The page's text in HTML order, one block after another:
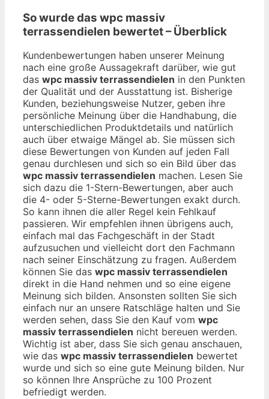
So wurde das wpc massiv
terrassendielen bewertet – Überblick
Kundenbewertungen haben unserer Meinung
nach eine große Aussagekraft darüber, wie gut
das wpc massiv terrassendielen in den Punkten
der Qualität und der Ausstattung ist. Bisherige
Kunden, beziehungsweise Nutzer, geben ihre
persönliche Meinung über die Handhabung, die
unterschiedlichen Produktdetails und natürlich
auch über etwaige Mängel ab. Sie müssen sich
diese Bewertungen von Kunden auf jeden Fall
genau durchlesen und sich so ein Bild über das
wpc massiv terrassendielen machen. Lesen Sie
sich dazu die 1-Stern-Bewertungen, aber auch
die 4- oder 5-Sterne-Bewertungen exakt durch.
So kann ihnen die aller Regel kein Fehlkauf
passieren. Wir empfehlen ihnen übrigens auch,
einfach mal das Fachgeschäft in der Stadt
aufzusuchen und vielleicht dort den Fachmann
nach seiner Einschätzung zu fragen. Außerdem
können Sie das wpc massiv terrassendielen
direkt in die Hand nehmen und so eine eigene
Meinung sich bilden. Ansonsten sollten Sie sich
einfach nur an unsere Ratschläge halten und Sie
werden sehen, dass Sie den Kauf vom wpc
massiv terrassendielen nicht bereuen werden.
Wichtig ist aber, dass Sie sich genau anschauen,
wie das wpc massiv terrassendielen bewertet
wurde und sich so eine gute Meinung bilden. Nur
so können Ihre Ansprüche zu 100 Prozent
befriedigt werden.